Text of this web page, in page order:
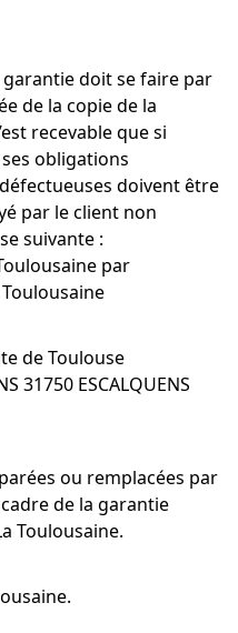
doit se faire par
de la copie de la
recevable que si
obligations
doivent être
par le client non
suivante :
par
de Toulouse
31750 ESCALQUENS
ou remplacées par
de la garantie
Toulousaine.